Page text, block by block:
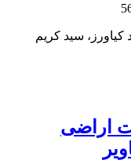
سید کریم
اراضی